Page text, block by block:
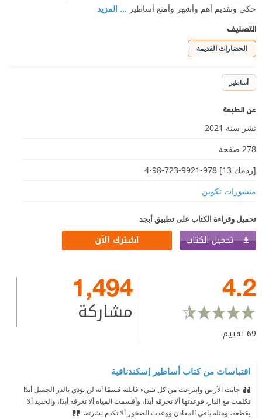
حكي وتقديم أهم وأشهر وأمتع أساطير ... المزيد
التصنيف
الحضارات القديمة
أساطير
عن الطبعة
نشر سنة 2021
278 صفحة
[ردمك 13] 978-9921-723-98-4
منشورات تكوين
تحميل وقراءة الكتاب على تطبيق أبجد
تحميل الكتاب اشترك الآن
4.2
69تقييم
1,494
مشاركة
اقتباسات من كتاب أساطير إسكندنافية
جابت الأرض وانتزعت من كل شيء قابلته قسمًا أنه لن يؤذي بالدر الجميل أبدًا
تكلمت مع النار، فوعدتها ألا تحرقه أبدًا، وأقسمت المياه ألا تغرقه أبدًا، والحديد ألا
يقطعه، ومثله باقي المعادن ووعدت الصخور ألا تكدم بشرته.